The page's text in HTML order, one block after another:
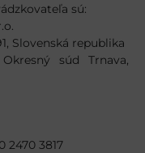
sú:
Slovenská republika
súd Trnava,
2470 3817